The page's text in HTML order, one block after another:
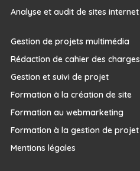
Analyse et audit de sites internet
Gestion de projets multimédia
Rédaction de cahier des charges
Gestion et suivi de projet
Formation à la création de site
Formation au webmarketing
Formation à la gestion de projet
Mentions légales